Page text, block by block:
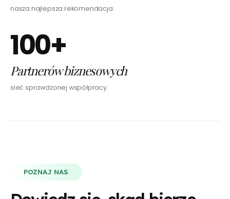
nasza najlepsza rekomendacja.
100+
Partnerów biznesowych
sieć sprawdzonej współpracy.
POZNAJ NAS